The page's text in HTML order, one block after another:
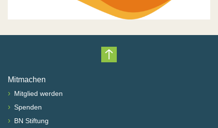
Nach oben scrollen
Mitmachen
› Mitglied werden
› Spenden
› BN Stiftung